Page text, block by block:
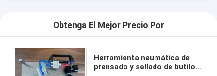
Obtenga El Mejor Precio Por
Herramienta neumática de
prensado y sellado de butilo